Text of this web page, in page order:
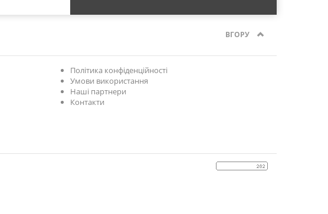
ВГОРУ
Політика конфіденційності
Умови використання
Наші партнери
Контакти